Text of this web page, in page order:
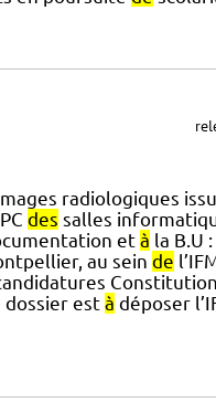
radiologiques
PC des salles
et à la B.U
au sein de
Constitution
dossier est à déposer